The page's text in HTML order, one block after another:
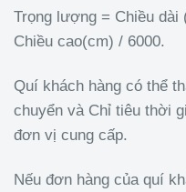
Trọng lượng = Chiều
Chiều cao(cm) / 6000.
Quí khách hàng có thể
chuyển và Chỉ tiêu thời
đơn vị cung cấp.
Nếu đơn hàng của quí